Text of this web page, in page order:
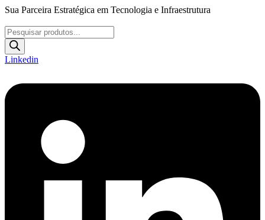
Ir
o
conteúdo
Sua Parceira Estratégica em Tecnologia e Infraestrutura
Pesquisar
produtos
Linkedin